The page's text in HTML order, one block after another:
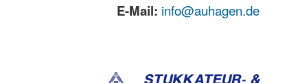
E-Mail: info@auhagen.de